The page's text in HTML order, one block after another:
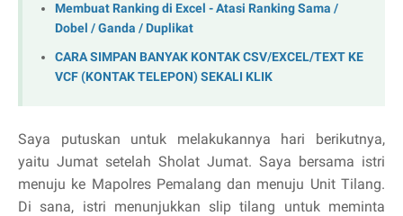
Membuat Ranking di Excel - Atasi Ranking Sama /
Dobel / Ganda / Duplikat
CARA SIMPAN BANYAK KONTAK CSV/EXCEL/TEXT KE
VCF (KONTAK TELEPON) SEKALI KLIK
Saya putuskan untuk melakukannya hari berikutnya,
yaitu Jumat setelah Sholat Jumat. Saya bersama istri
menuju ke Mapolres Pemalang dan menuju Unit Tilang.
Di sana, istri menunjukkan slip tilang untuk meminta